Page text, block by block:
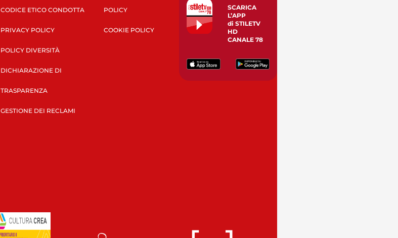
CODICE ETICO CONDOTTA
PRIVACY POLICY
POLICY DIVERSITÀ
DICHIARAZIONE DI
TRASPARENZA
GESTIONE DEI RECLAMI
POLICY
COOKIE POLICY
SCARICA
L’APP
di STILETV
HD
CANALE 78